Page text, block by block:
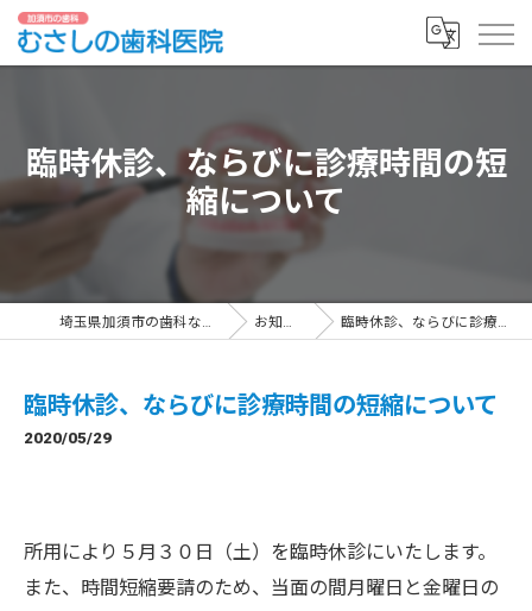
臨時休診、ならびに診療時間の短
縮について
埼玉県加須市の歯科ならむさしの歯科医院 お知らせ一覧 臨時休診、ならびに診療時間の短縮について
臨時休診、ならびに診療時間の短縮について
2020/05/29
所用により５月３０日（土）を臨時休診にいたします。
また、時間短縮要請のため、当面の間月曜日と金曜日の